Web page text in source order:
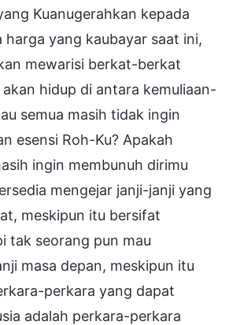
Kuanugerahkan kepada
harga yang kaubayar saat ini,
mewarisi berkat-berkat
hidup di antara kemuliaan-
semua masih tidak ingin
esensi Roh-Ku? Apakah
ingin membunuh dirimu
mengejar janji-janji yang
meskipun itu bersifat
tak seorang pun mau
masa depan, meskipun itu
perkara yang dapat
adalah perkara-perkara